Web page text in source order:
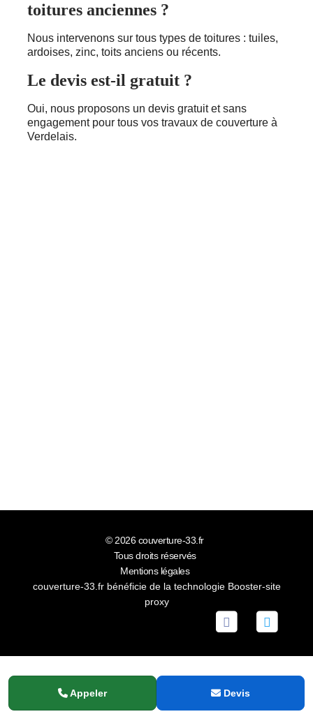
toitures anciennes ?
Nous intervenons sur tous types de toitures : tuiles,
ardoises, zinc, toits anciens ou récents.
Le devis est-il gratuit ?
Oui, nous proposons un devis gratuit et sans
engagement pour tous vos travaux de couverture à
Verdelais.
Appeler Devis
© 2026couverture-33.fr
Tous droits réservés
Mentions légales
couverture-33.fr bénéficie de la technologie Booster-site
proxy